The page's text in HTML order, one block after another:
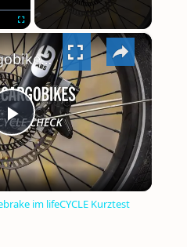
FULLSCREEN ×
PLAY
VIDEO
ABS für Cargobikes von Bluebrake im lifeCYCLE Kurztest
im lifeCYCLE Kurztest